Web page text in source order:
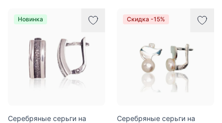
Новинка
Серебряные серьги на
Скидка -15%
Серебряные серьги на